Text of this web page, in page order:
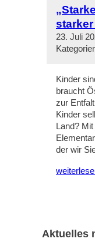
starker
23. Juli
Kinder
braucht
zur
Kinder
Land?
der wir
Aktuelles